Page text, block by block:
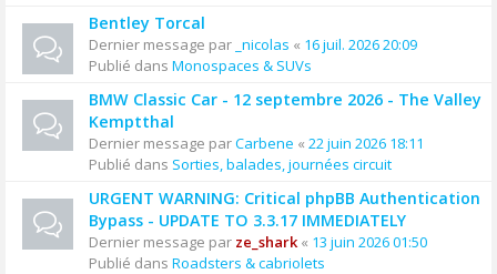
Bentley Torcal
Dernier message par _nicolas « 16 juil. 2026 20:09
Publié dans Monospaces & SUVs
BMW Classic Car - 12 septembre 2026 - The Valley
Kemptthal
Dernier message parCarbene « 22 juin 2026 18:11
Publié dans Sorties, balades, journées circuit
URGENT WARNING: Critical phpBB Authentication
Bypass - UPDATE TO 3.3.17 IMMEDIATELY
Dernier message par ze_shark« 13 juin 2026 01:50
Publié dans Roadsters & cabriolets